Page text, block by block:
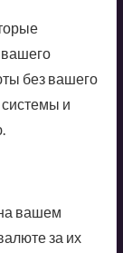
без вашего
системы и
вашем
за их